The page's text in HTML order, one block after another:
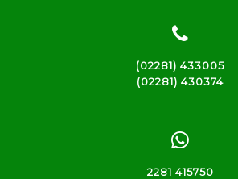
(02281) 433005
(02281) 430374
2281 415750